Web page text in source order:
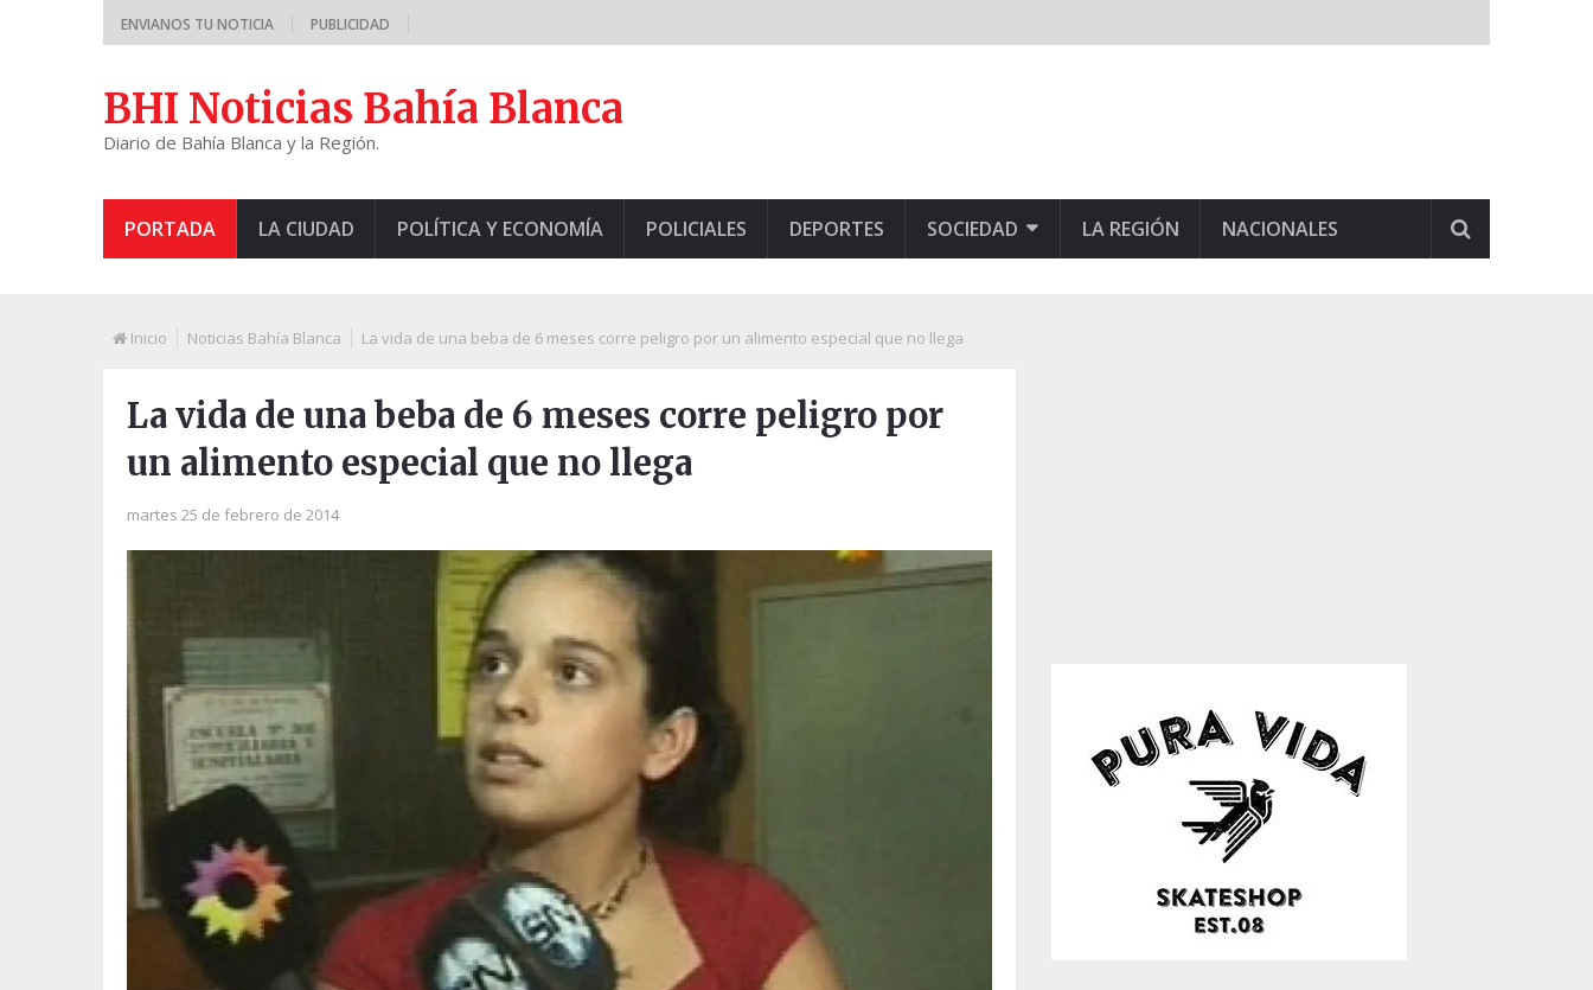
ENVIANOS TU NOTICIA PUBLICIDAD
BHI Noticias Bahía Blanca
Diario de Bahía Blanca y la Región.
PORTADA LA CIUDAD POLÍTICA Y ECONOMÍA POLICIALES DEPORTES SOCIEDAD LA REGIÓN NACIONALES
Inicio Noticias Bahía Blanca La vida de una beba de 6 meses corre peligro por un alimento especial que no llega
La vida de una beba de 6 meses corre peligro por
un alimento especial que no llega
martes 25 de febrero de 2014